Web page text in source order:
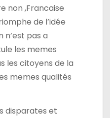
non ,Francaise
de l’idée
pas a
les memes
les citoyens de la
memes qualités
disparates et